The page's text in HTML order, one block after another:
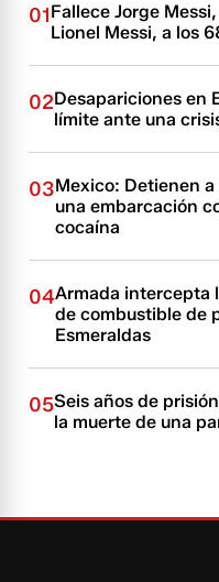
01Fallece Jorge
Lionel Messi, a los
02Desapariciones en
límite ante una
03Mexico: Detienen
una embarcación
cocaína
04Armada intercepta
de combustible de
Esmeraldas
05Seis años de
la muerte de una